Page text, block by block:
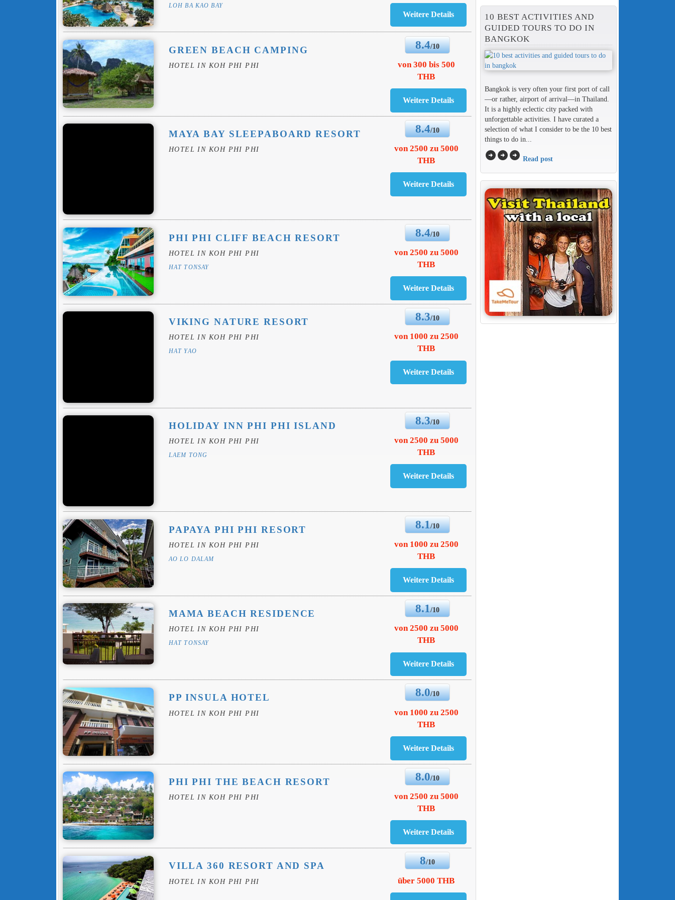
LOH BA KAO BAY
GREEN BEACH CAMPING
HOTEL IN KOH PHI PHI
8.4/10
von 300 bis 500
THB
MAYA BAY SLEEPABOARD RESORT
HOTEL IN KOH PHI PHI
8.4/10
von 2500 zu 5000
THB
PHI PHI CLIFF BEACH RESORT
HOTEL IN KOH PHI PHI
HAT TONSAY
8.4/10
von 2500 zu 5000
THB
VIKING NATURE RESORT
HOTEL IN KOH PHI PHI
HAT YAO
8.3/10
von 1000 zu 2500
THB
HOLIDAY INN PHI PHI ISLAND
HOTEL IN KOH PHI PHI
LAEM TONG
8.3/10
von 2500 zu 5000
THB
PAPAYA PHI PHI RESORT
HOTEL IN KOH PHI PHI
AO LO DALAM
8.1/10
von 1000 zu 2500
THB
MAMA BEACH RESIDENCE
HOTEL IN KOH PHI PHI
HAT TONSAY
8.1/10
von 2500 zu 5000
THB
PP INSULA HOTEL
HOTEL IN KOH PHI PHI
8.0/10
von 1000 zu 2500
THB
PHI PHI THE BEACH RESORT
HOTEL IN KOH PHI PHI
8.0/10
von 2500 zu 5000
THB
VILLA 360 RESORT AND SPA
HOTEL IN KOH PHI PHI
8/10
über 5000 THB
10 BEST ACTIVITIES AND
GUIDED TOURS TO DO IN
BANGKOK
Bangkok is very often your first port of call
—or rather, airport of arrival—in Thailand.
It is a highly eclectic city packed with
unforgettable activities. I have curated a
selection of what I consider to be the 10 best
things to do in...
arrow_circle_rightarrow_circle_rightarrow_circle_right Read post